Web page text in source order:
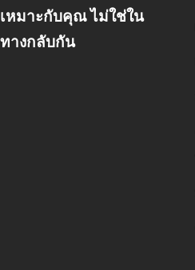
เหมาะกับคุณ ไม่ใช่ใน
ทางกลับกัน